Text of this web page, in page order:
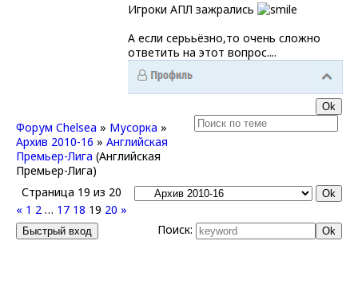
Игроки АПЛ зажрались
А если серььёзно,то очень сложно
ответить на этот вопрос....
Форум Chelsea » Мусорка »
Архив 2010-16 » Английская
Премьер-Лига (Английская
Премьер-Лига)
Страница 19 из 20
« 1 2 … 17 18 19 20 »
Поиск: